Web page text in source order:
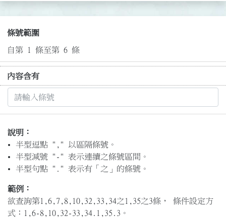
條號範圍
自第 1 條至第 6 條
內容含有
說明：
半型逗點 "," 以區隔條號。
半型減號 "-" 表示連續之條號區間。
半型句點 "." 表示有「之」的條號。
範例：
欲查詢第1,6,7,8,10,32,33,34之1,35之3條， 條件設定方
式：1,6-8,10,32-33,34.1,35.3。